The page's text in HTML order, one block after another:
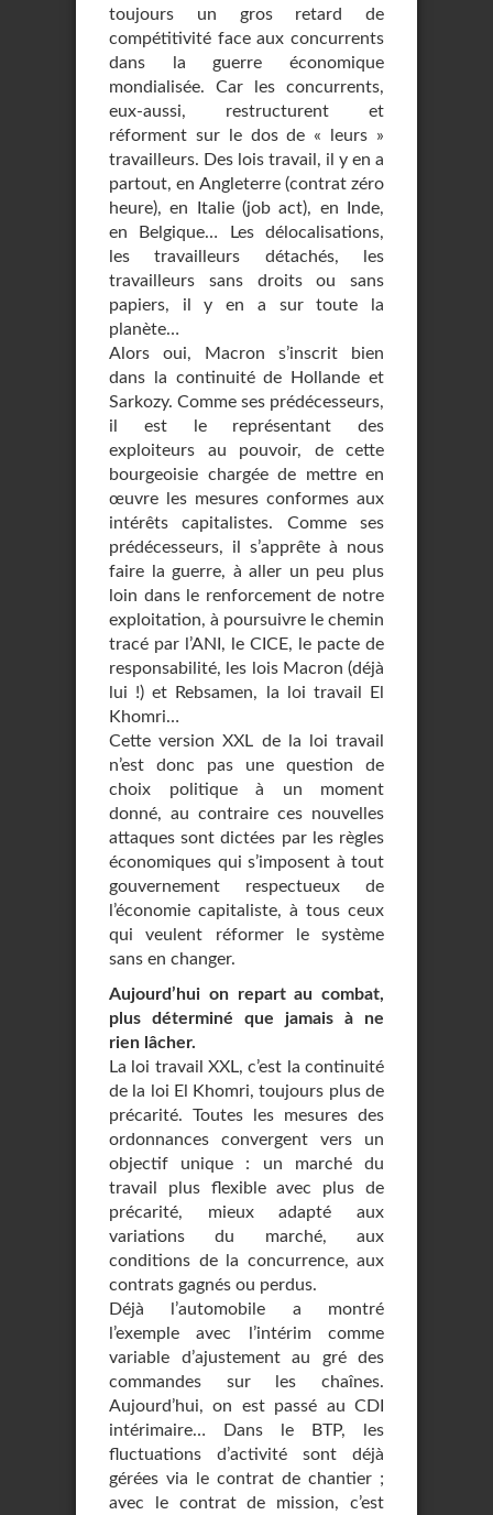
toujours un gros retard de
compétitivité face aux concurrents
dans la guerre économique
mondialisée. Car les concurrents,
eux-aussi, restructurent et
réforment sur le dos de « leurs »
travailleurs. Des lois travail, il y en a
partout, en Angleterre (contrat zéro
heure), en Italie (job act), en Inde,
en Belgique… Les délocalisations,
les travailleurs détachés, les
travailleurs sans droits ou sans
papiers, il y en a sur toute la
planète…
Alors oui, Macron s’inscrit bien
dans la continuité de Hollande et
Sarkozy. Comme ses prédécesseurs,
il est le représentant des
exploiteurs au pouvoir, de cette
bourgeoisie chargée de mettre en
œuvre les mesures conformes aux
intérêts capitalistes. Comme ses
prédécesseurs, il s’apprête à nous
faire la guerre, à aller un peu plus
loin dans le renforcement de notre
exploitation, à poursuivre le chemin
tracé par l’ANI, le CICE, le pacte de
responsabilité, les lois Macron (déjà
lui !) et Rebsamen, la loi travail El
Khomri…
Cette version XXL de la loi travail
n’est donc pas une question de
choix politique à un moment
donné, au contraire ces nouvelles
attaques sont dictées par les règles
économiques qui s’imposent à tout
gouvernement respectueux de
l’économie capitaliste, à tous ceux
qui veulent réformer le système
sans en changer.
Aujourd’hui on repart au combat,
plus déterminé que jamais à ne
rien lâcher.
La loi travail XXL, c’est la continuité
de la loi El Khomri, toujours plus de
précarité. Toutes les mesures des
ordonnances convergent vers un
objectif unique : un marché du
travail plus flexible avec plus de
précarité, mieux adapté aux
variations du marché, aux
conditions de la concurrence, aux
contrats gagnés ou perdus.
Déjà l’automobile a montré
l’exemple avec l’intérim comme
variable d’ajustement au gré des
commandes sur les chaînes.
Aujourd’hui, on est passé au CDI
intérimaire… Dans le BTP, les
fluctuations d’activité sont déjà
gérées via le contrat de chantier ;
avec le contrat de mission, c’est